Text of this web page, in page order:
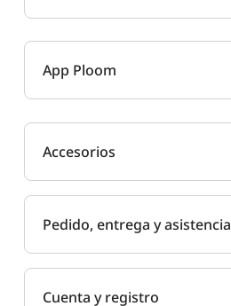
App Ploom
Accesorios
Pedido, entrega y asistencia
Cuenta y registro